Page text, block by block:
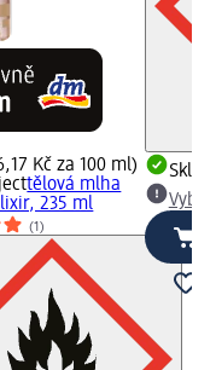
Kč za 100 ml)
tělová mlha
235 ml
(1)